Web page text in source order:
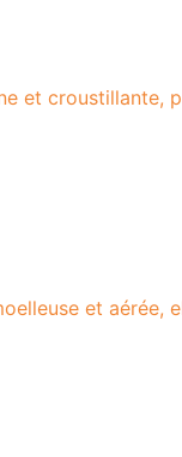
et croustillante,
et